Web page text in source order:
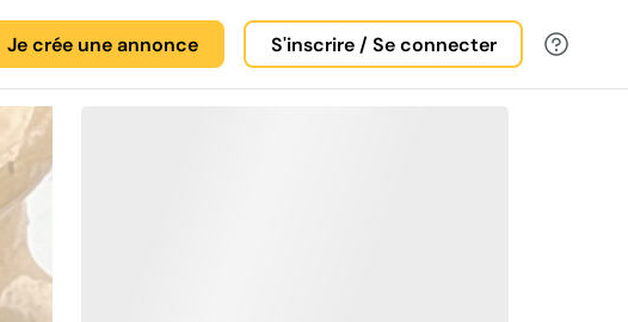
Je crée une annonce S'inscrire / Se connecter